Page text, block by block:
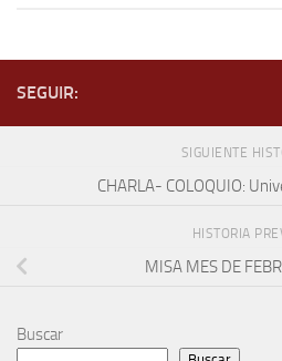
SEGUIR:
SIGUIENTE
CHARLA- COLOQUIO:
HISTORIA
MISA MES DE
Buscar